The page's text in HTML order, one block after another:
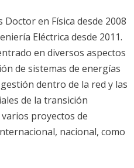
Doctor en Física desde 2008
Eléctrica desde 2011.
en diversos aspectos
de sistemas de energías
dentro de la red y las
de la transición
proyectos de
nacional, como